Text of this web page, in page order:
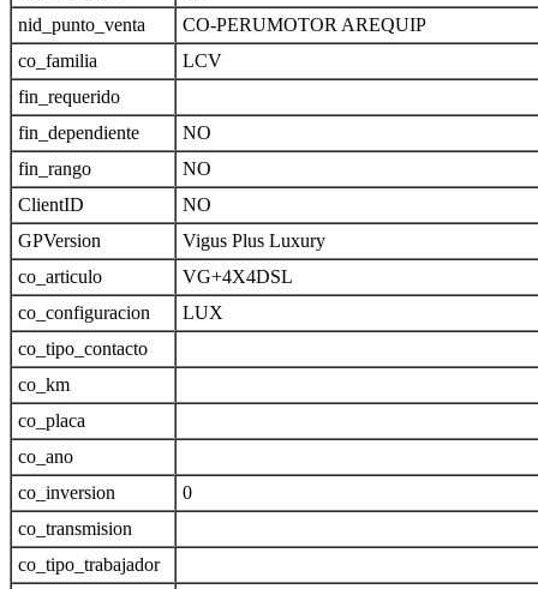
nid_punto_venta
CO-PERUMOTOR AREQUIP
co_familia
LCV
fin_requerido
fin_dependiente
NO
fin_rango
NO
ClientID
NO
GPVersion
Vigus Plus Luxury
co_articulo
VG+4X4DSL
co_configuracion
LUX
co_tipo_contacto
co_km
co_placa
co_ano
co_inversion
0
co_transmision
co_tipo_trabajador